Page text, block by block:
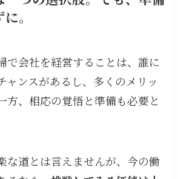
。
で会社を経営することは、誰に
ャンスがあるし、多くのメリッ
方、相応の覚悟と準備も必要と
な道とは言えませんが、今の働